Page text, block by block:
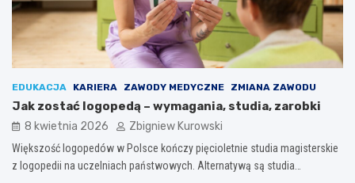
EDUKACJA KARIERA ZAWODY MEDYCZNE ZMIANA ZAWODU
Jak zostać logopedą – wymagania, studia, zarobki
8 kwietnia 2026 Zbigniew Kurowski
Większość logopedów w Polsce kończy pięcioletnie studia magisterskie
z logopedii na uczelniach państwowych. Alternatywą są studia…